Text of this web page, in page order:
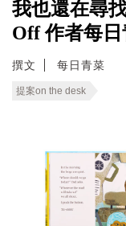
我也還在尋
Off 作者每
撰文 每日青菜
提案on the desk